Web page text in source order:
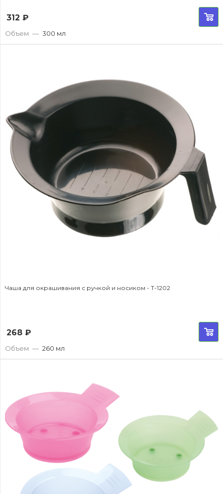
312 ₽
Объем — 300 мл
Чаша для окрашивания с ручкой и носиком - T-1202
268 ₽
Объем — 260 мл